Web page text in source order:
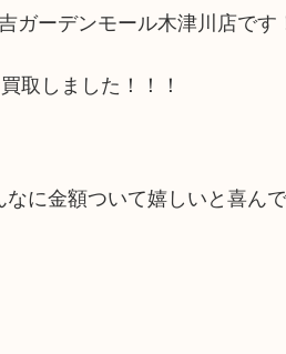
ーデンモール木津川店です
取しました！！！
に金額ついて嬉しいと喜ん